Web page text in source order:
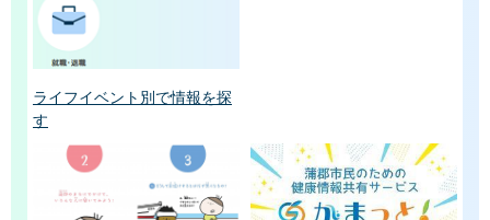
ライフイベント別で情報を探
す